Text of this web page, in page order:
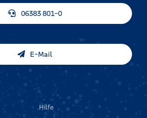
06383 801-0
E-Mail
Hilfe